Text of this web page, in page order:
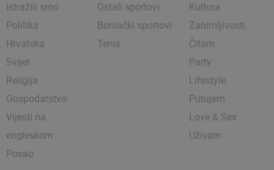
Istražili smo
Politika
Hrvatska
Svijet
Religija
Gospodarstvo
Vijesti na
engleskom
Posao
Ostali sportovi
Borilački sportovi
Tenis
Kultura
Zanimljivosti
Čitam
Party
Lifestyle
Putujem
Love & Sex
Uživam